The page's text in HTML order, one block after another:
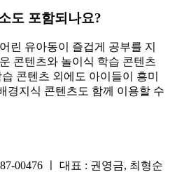
도 포함되나요?
린 유아동이 즐겁게 공부를 지
콘텐츠와 놀이식 학습 콘텐츠
콘텐츠 외에도 아이들이 흥미
경지식 콘텐츠도 함께 이용할 수
00476 ㅣ 대표 : 권영금, 최형순